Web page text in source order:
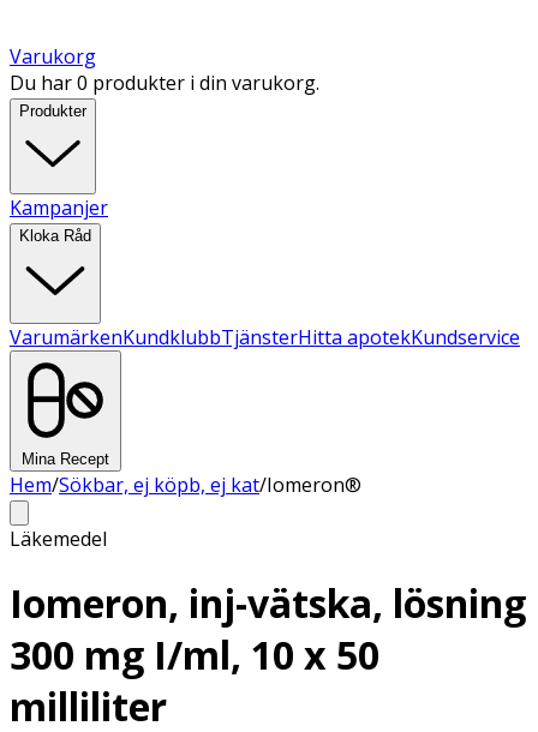
Varukorg
Du har 0 produkter i din varukorg.
Produkter
Kampanjer
Kloka Råd
VarumärkenKundklubbTjänsterHitta apotekKundservice
Mina Recept
Hem/Sökbar, ej köpb, ej kat/Iomeron®
Läkemedel
Iomeron, inj-vätska, lösning
300 mg I/ml, 10 x 50
milliliter